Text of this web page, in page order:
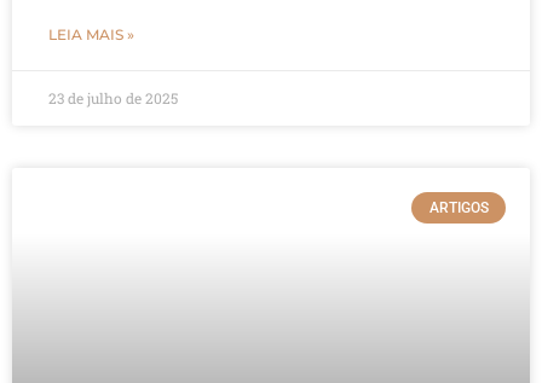
LEIA MAIS »
23 de julho de 2025
ARTIGOS